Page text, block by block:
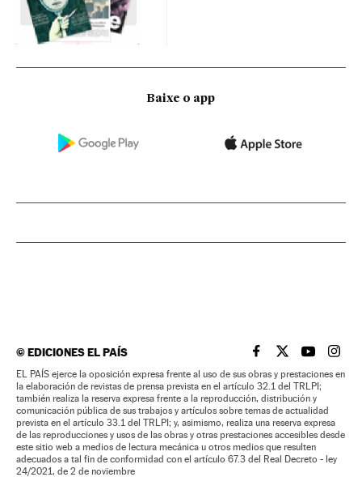
Baixe o app
©EDICIONES EL PAÍS EL PAÍS BRASIL EN
EL PAÍSEL PAÍS
EL
EL PAÍS ejerce la oposición expresa frente al uso de sus obras y prestaciones en
la elaboración de revistas de prensa prevista en el artículo 32.1 del TRLPI;
también realiza la reserva expresa frente a la reproducción, distribución y
comunicación pública de sus trabajos y artículos sobre temas de actualidad
prevista en el artículo 33.1 del TRLPI; y, asimismo, realiza una reserva expresa
de las reproducciones y usos de las obras y otras prestaciones accesibles desde
este sitio web a medios de lectura mecánica u otros medios que resulten
adecuados a tal fin de conformidad con el artículo 67.3 del Real Decreto - ley
24/2021, de 2 de noviembre